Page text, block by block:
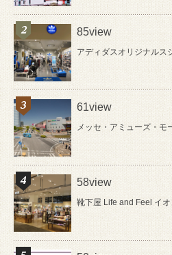
85view
アディダスオリジナルス
61view
メッセ・アミューズ・モ
58view
靴下屋 Life and Feel イ